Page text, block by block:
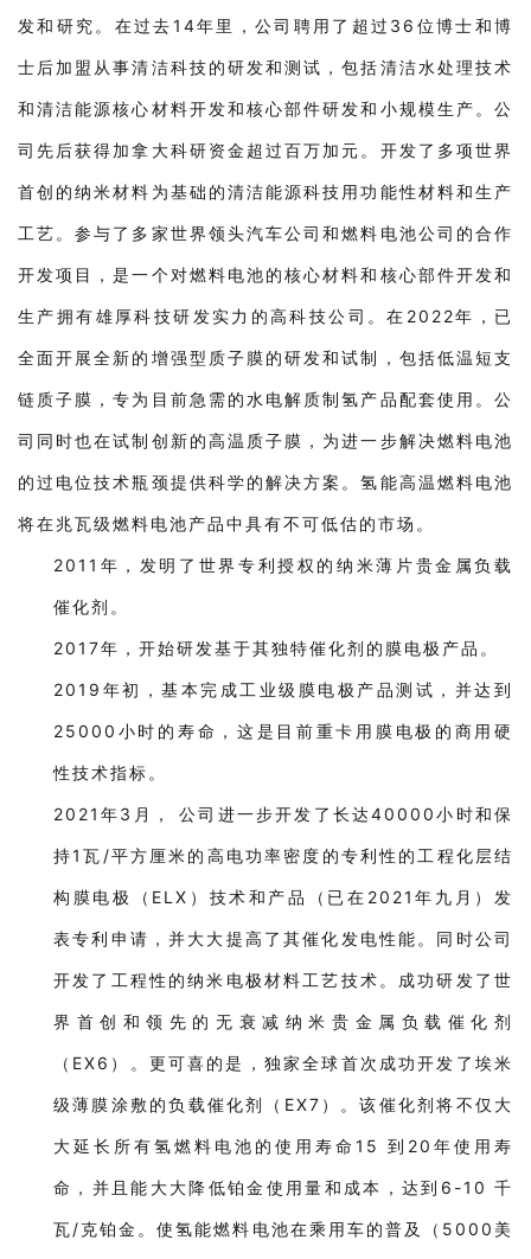
发和研究。在过去14年里，公司聘用了超过36位博士和博
士后加盟从事清洁科技的研发和测试，包括清洁水处理技术
和清洁能源核心材料开发和核心部件研发和小规模生产。公
司先后获得加拿大科研资金超过百万加元。开发了多项世界
首创的纳米材料为基础的清洁能源科技用功能性材料和生产
工艺。参与了多家世界领头汽车公司和燃料电池公司的合作
开发项目，是一个对燃料电池的核心材料和核心部件开发和
生产拥有雄厚科技研发实力的高科技公司。在2022年，已
全面开展全新的增强型质子膜的研发和试制，包括低温短支
链质子膜，专为目前急需的水电解质制氢产品配套使用。公
司同时也在试制创新的高温质子膜，为进一步解决燃料电池
的过电位技术瓶颈提供科学的解决方案。氢能高温燃料电池
将在兆瓦级燃料电池产品中具有不可低估的市场。
2011年，发明了世界专利授权的纳米薄片贵金属负载
催化剂。
2017年，开始研发基于其独特催化剂的膜电极产品。
2019年初，基本完成工业级膜电极产品测试，并达到
25000小时的寿命，这是目前重卡用膜电极的商用硬
性技术指标。
2021年3月， 公司进一步开发了长达40000小时和保
持1瓦/平方厘米的高电功率密度的专利性的工程化层结
构膜电极（ELX）技术和产品（已在2021年九月）发
表专利申请，并大大提高了其催化发电性能。同时公司
开发了工程性的纳米电极材料工艺技术。成功研发了世
界首创和领先的无衰减纳米贵金属负载催化剂
（EX6）。更可喜的是，独家全球首次成功开发了埃米
级薄膜涂敷的负载催化剂（EX7）。该催化剂将不仅大
大延长所有氢燃料电池的使用寿命15 到20年使用寿
命，并且能大大降低铂金使用量和成本，达到6-10 千
瓦/克铂金。使氢能燃料电池在乘用车的普及（5000美